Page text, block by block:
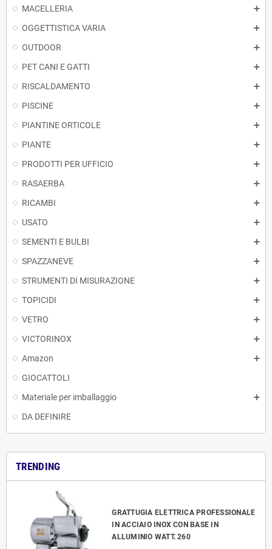
MACELLERIA
OGGETTISTICA VARIA
OUTDOOR
PET CANI E GATTI
RISCALDAMENTO
PISCINE
PIANTINE ORTICOLE
PIANTE
PRODOTTI PER UFFICIO
RASAERBA
RICAMBI
USATO
SEMENTI E BULBI
SPAZZANEVE
STRUMENTI DI MISURAZIONE
TOPICIDI
VETRO
VICTORINOX
Amazon
GIOCATTOLI
Materiale per imballaggio
DA DEFINIRE
TRENDING
GRATTUGIA ELETTRICA PROFESSIONALE
IN ACCIAIO INOX CON BASE IN
ALLUMINIO WATT. 260